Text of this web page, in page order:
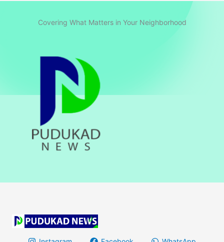
Covering What Matters in Your Neighborhood